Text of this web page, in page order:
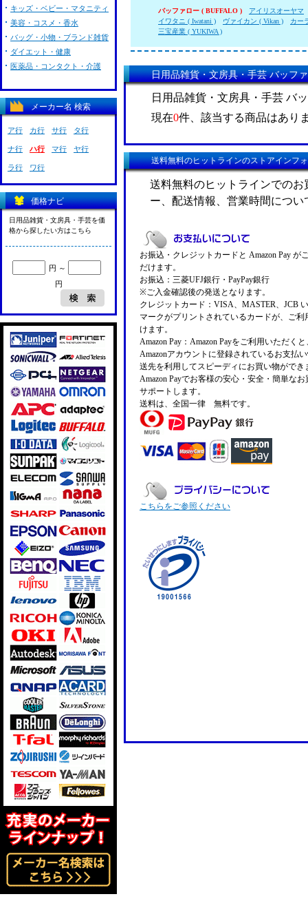
バッファロー ( BUFFALO )
アイリスオーヤマ
イワタニ ( Iwatani )
ヴァイカン ( Vikan )
カー
三宝産業 ( YUKIWA )
日用品雑貨・文房具・手芸 バッフ
日用品雑貨・文房具・手芸 バ
現在0件、該当する商品はあり
送料無料のヒットラインのストアインフ
送料無料のヒットラインでの
ー、配送情報、営業時間につ
お振込・クレジットカードと Amazon Pay が
だけます。
お振込：三菱UFJ銀行・PayPay銀行
※ご入金確認後の発送となります。
クレジットカード：VISA、MASTER、JCB
マークがプリントされているカードが、ご利
けます。
Amazon Pay：Amazon Payをご利用いただく
Amazonアカウントに登録されているお支払
送先を利用してスピーディにお買い物ができ
Amazon Payでお客様の安心・安全・簡単な
サポートします。
送料は、全国一律 無料です。
こちらをご参照ください
キッズ・ベビー・マタニティ
美容・コスメ・香水
バッグ・小物・ブランド雑貨
ダイエット・健康
医薬品・コンタクト・介護
メーカー名 検索
ア行 カ行 サ行 タ行
ナ行 ハ行 マ行 ヤ行
ラ行 ワ行
価格ナビ
日用品雑貨・文房具・手芸を価
格から探したい方はこちら
円 ～
円